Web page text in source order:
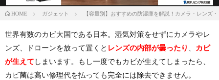
HOME ガジェット 【容量別】おすすめの防湿庫を解説！カメラ・レンズ
世界有数のカビ大国である日本。湿気対策をせずにカメラやレ
ンズ、ドローンを放って置くと レンズの内部が曇ったり
カビ
が生えて しまいます。もし一度でもカビが生えてしまったら、
カビ菌は高い修理代を払っても完全には除去できません。